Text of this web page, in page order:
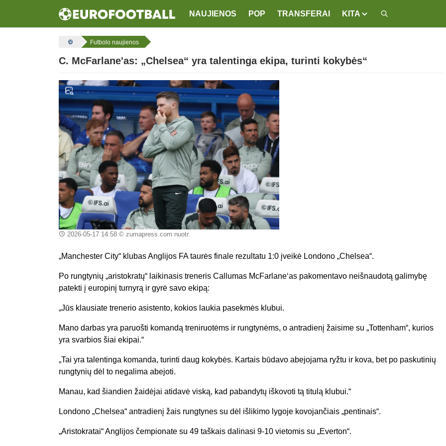
NAUJIENOS POP TRANSFERAI KITA
Futbolo naujienos
C. McFarlane'as: „Chelsea“ yra talentinga ekipa, turinti kokybės“
2026-05-17 14:58© zumapress.com nuotr.
„Manchester City“ klubas Anglijos FA taurės finale rezultatu 1:0 įveikė Londono „Chelsea“.
Po rungtynių „aristokratų“ laikinasis treneris Callumas McFarlane‘as pakomentavo neišnaudotą galimybę
patekti į europinį turnyrą ir gyrė savo ekipą:
„Jūs klausiate trenerio asistento, kokios laukia pasekmės klubui.
Mano darbas yra paruošti komandą treniruotėms ir rungtynėms, o antradienį žaisime su „Tottenham“, kurios
yra svarbios šiai ekipai.“
„Tai yra talentinga komanda, turinti daug kokybės. Kartais būdavo abejojama ryžtu ir kova, bet po paskutinių
rungtynių dėl to negalima abejoti.
Manau, kad šiandien žaidėjai atidavė viską, kad pabandytų iškovoti tą titulą klubui.“
Londono „Chelsea“ antradienį žais rungtynes su dėl išlikimo lygoje kovojančiais „pentinais“.
„Aristokratai“ Anglijos čempionate su 49 taškais dalinasi 9-10 vietomis su „Everton“.